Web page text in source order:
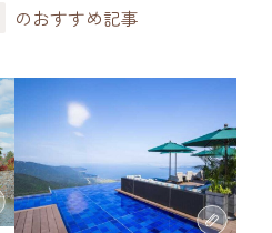
のおすすめ記事